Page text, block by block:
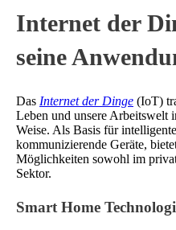
Internet der
seine
Das Internet der Dinge (IoT)
Leben und unsere Arbeitswelt
Weise. Als Basis für
kommunizierende Geräte,
Möglichkeiten sowohl im
Sektor.
Smart Home